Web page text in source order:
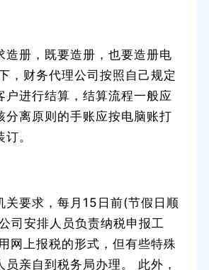
造册，既要造册，也要造册电
，财务代理公司按照自己规定
户进行结算，结算流程一般应
分离原则的手账应按电脑账打
。
关要求，每月15日前(节假日顺
司安排人员负责纳税申报工
网上报税的形式，但有些特殊
员亲自到税务局办理。 此外，